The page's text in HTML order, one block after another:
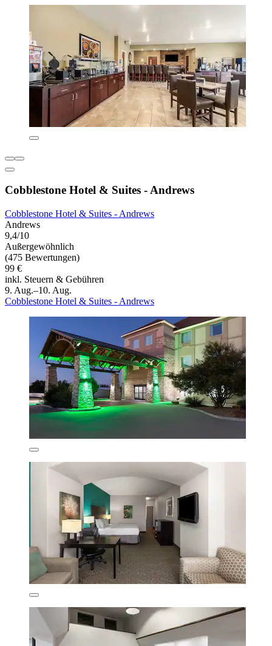
Cobblestone Hotel & Suites - Andrews
Cobblestone Hotel & Suites - Andrews
Andrews
9,4/10
Außergewöhnlich
(475 Bewertungen)
99 €
inkl. Steuern & Gebühren
9. Aug.–10. Aug.
Cobblestone Hotel & Suites - Andrews